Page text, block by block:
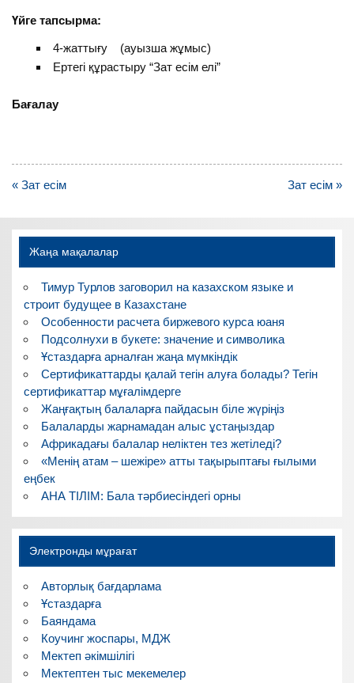
Үйге тапсырма:
4-жаттығу (ауызша жұмыс)
Ертегі құрастыру “Зат есім елі”
Бағалау
Навигация
записям
« Зат есім Зат есім »
Жаңа мақалалар
Тимур Турлов заговорил на казахском языке и
строит будущее в Казахстане
Особенности расчета биржевого курса юаня
Подсолнухи в букете: значение и символика
Ұстаздарға арналған жаңа мүмкіндік
Сертификаттарды қалай тегін алуға болады? Тегін
сертификаттар мұғалімдерге
Жаңғақтың балаларға пайдасын біле жүріңіз
Балаларды жарнамадан алыс ұстаңыздар
Африкадағы балалар неліктен тез жетіледі?
«Менің атам – шежіре» атты тақырыптағы ғылыми
еңбек
АНА ТІЛІМ: Бала тәрбиесіндегі орны
Электронды мұрағат
Авторлық бағдарлама
Ұстаздарға
Баяндама
Коучинг жоспары, МДЖ
Мектеп әкімшілігі
Мектептен тыс мекемелер